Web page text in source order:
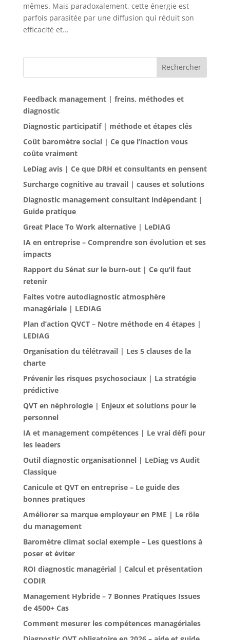
mêmes. Mais paradoxalement, cette énergie est
parfois parasitée par une diffusion qui réduit son
efficacité et...
Rechercher
Feedback management | freins, méthodes et
diagnostic
Diagnostic participatif | méthode et étapes clés
Coût baromètre social | Ce que l’inaction vous
coûte vraiment
LeDiag avis | Ce que DRH et consultants en pensent
Surcharge cognitive au travail | causes et solutions
Diagnostic management consultant indépendant |
Guide pratique
Great Place To Work alternative | LeDIAG
IA en entreprise – Comprendre son évolution et ses
impacts
Rapport du Sénat sur le burn-out | Ce qu’il faut
retenir
Faites votre autodiagnostic atmosphère
managériale | LEDIAG
Plan d’action QVCT – Notre méthode en 4 étapes |
LEDIAG
Organisation du télétravail | Les 5 clauses de la
charte
Prévenir les risques psychosociaux | La stratégie
prédictive
QVT en néphrologie | Enjeux et solutions pour le
personnel
IA et management compétences | Le vrai défi pour
les leaders
Outil diagnostic organisationnel | LeDiag vs Audit
Classique
Canicule et QVT en entreprise – Le guide des
bonnes pratiques
Améliorer sa marque employeur en PME | Le rôle
du management
Baromètre climat social exemple – Les questions à
poser et éviter
ROI diagnostic managérial | Calcul et présentation
CODIR
Management Hybride – 7 Bonnes Pratiques Issues
de 4500+ Cas
Comment mesurer les compétences managériales